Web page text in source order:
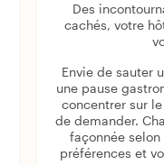
Des
cachés, votre
Envie de sauter
une pause
concentrer sur
de demander.
façonnée
préférences et